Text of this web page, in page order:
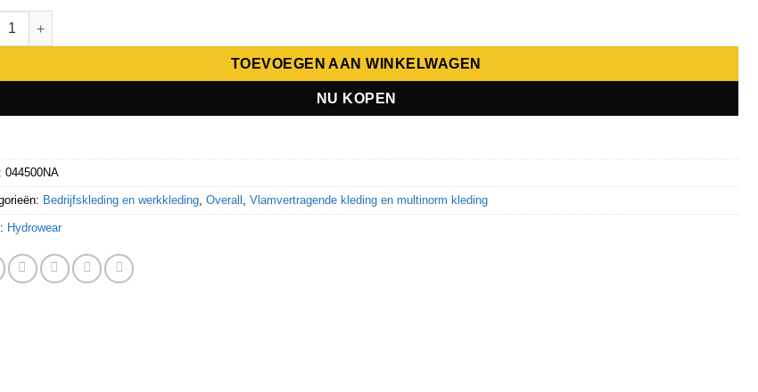
Lasoverall 450Gr Mombasa aantal
TOEVOEGEN AAN WINKELWAGEN
NU KOPEN
044500NA
Bedrijfskleding en werkkleding,Overall ,Vlamvertragende kleding en multinorm kleding
Hydrowear